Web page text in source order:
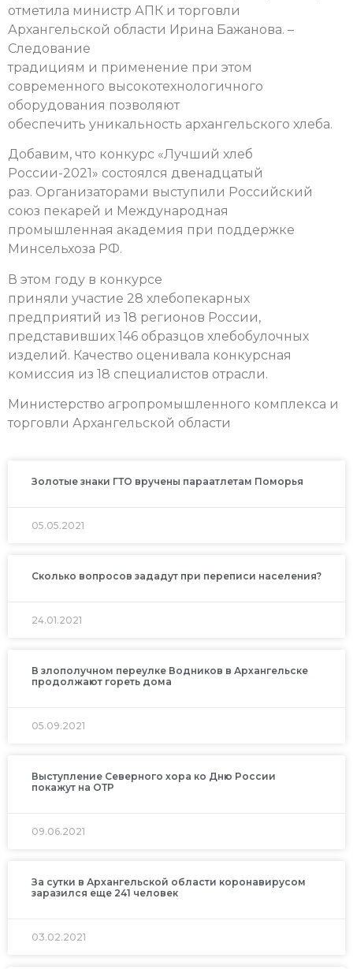
отметила министр АПК и торговли
Архангельской области Ирина Бажанова. –
Следование
традициям и применение при этом
современного высокотехнологичного
оборудования позволяют
обеспечить уникальность архангельского хлеба.
Добавим, что конкурс «Лучший хлеб
России-2021» состоялся двенадцатый
раз. Организаторами выступили Российский
союз пекарей и Международная
промышленная академия при поддержке
Минсельхоза РФ.
В этом году в конкурсе
приняли участие 28 хлебопекарных
предприятий из 18 регионов России,
представивших 146 образцов хлебобулочных
изделий. Качество оценивала конкурсная
комиссия из 18 специалистов отрасли.
Министерство агропромышленного комплекса и
торговли Архангельской области
Золотые знаки ГТО вручены параатлетам Поморья
05.05.2021
Сколько вопросов зададут при переписи населения?
24.01.2021
В злополучном переулке Водников в Архангельске
продолжают гореть дома
05.09.2021
Выступление Северного хора ко Дню России
покажут на ОТР
09.06.2021
За сутки в Архангельской области коронавирусом
заразился еще 241 человек
03.02.2021